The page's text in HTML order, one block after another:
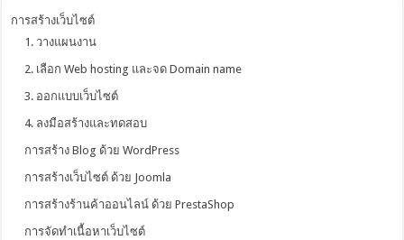
การสร้างเว็บไซต์
1. วางแผนงาน
2. เลือก Web hosting และจด Domain name
3. ออกแบบเว็บไซต์
4. ลงมือสร้างและทดสอบ
การสร้าง Blog ด้วย WordPress
การสร้างเว็บไซต์ ด้วย Joomla
การสร้างร้านค้าออนไลน์ ด้วย PrestaShop
การจัดทำเนื้อหาเว็บไซต์